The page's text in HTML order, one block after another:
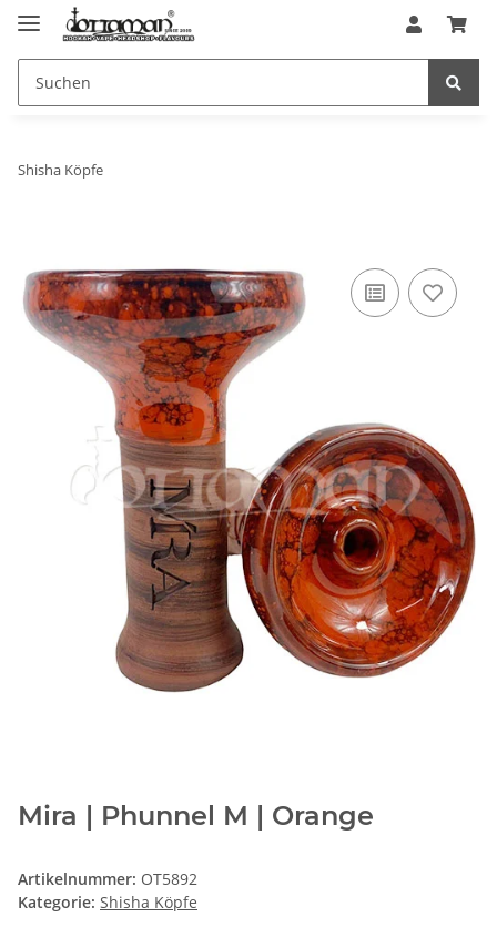
Shisha Köpfe
Mira | Phunnel M | Orange
Artikelnummer: OT5892
Kategorie: Shisha Köpfe